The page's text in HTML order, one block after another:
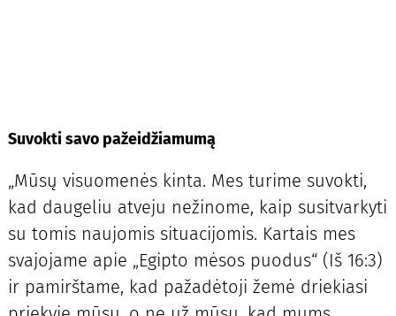
Suvokti savo pažeidžiamumą
„Mūsų visuomenės kinta. Mes turime suvokti,
kad daugeliu atveju nežinome, kaip susitvarkyti
su tomis naujomis situacijomis. Kartais mes
svajojame apie „Egipto mėsos puodus“ (Iš 16:3)
ir pamirštame, kad pažadėtoji žemė driekiasi